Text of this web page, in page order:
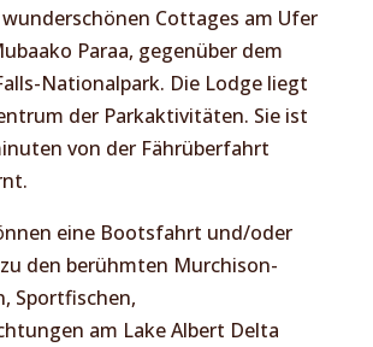
Cottages am Ufer
Paraa, gegenüber dem
Nationalpark. Die Lodge liegt
der Parkaktivitäten. Sie ist
von der Fährüberfahrt
eine Bootsfahrt und/oder
den berühmten Murchison-
Sportfischen,
am Lake Albert Delta